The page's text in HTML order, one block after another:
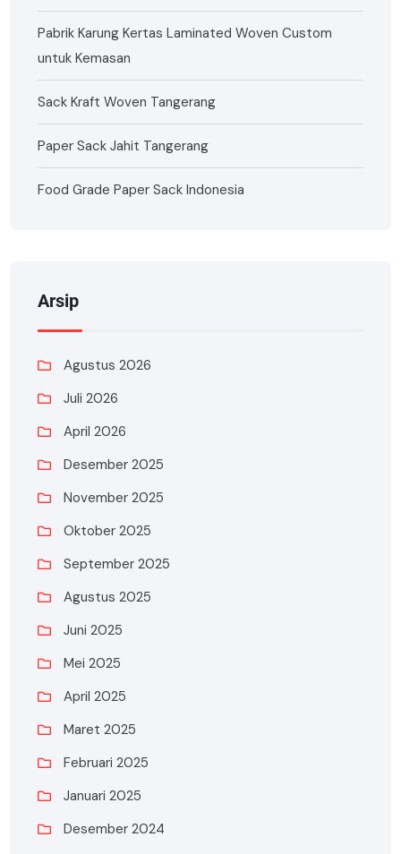
Pabrik Karung Kertas Laminated Woven Custom
untuk Kemasan
Sack Kraft Woven Tangerang
Paper Sack Jahit Tangerang
Food Grade Paper Sack Indonesia
Arsip
Agustus 2026
Juli 2026
April 2026
Desember 2025
November 2025
Oktober 2025
September 2025
Agustus 2025
Juni 2025
Mei 2025
April 2025
Maret 2025
Februari 2025
Januari 2025
Desember 2024